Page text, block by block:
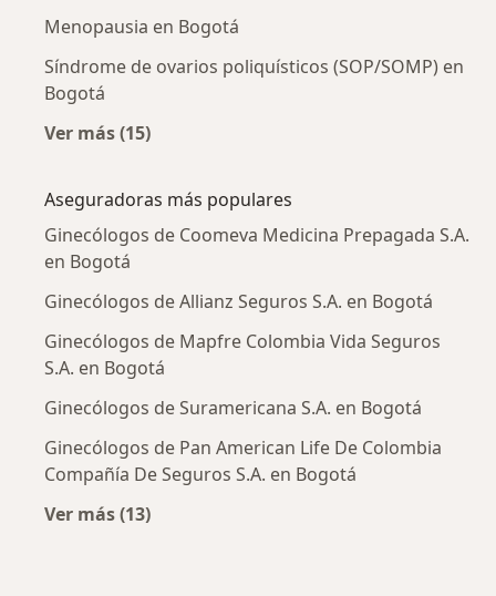
Menopausia en Bogotá
Síndrome de ovarios poliquísticos (SOP/SOMP) en
Bogotá
Ver más (15)
Aseguradoras más populares
Ginecólogos de Coomeva Medicina Prepagada S.A.
en Bogotá
Ginecólogos de Allianz Seguros S.A. en Bogotá
Ginecólogos de Mapfre Colombia Vida Seguros
S.A. en Bogotá
Ginecólogos de Suramericana S.A. en Bogotá
Ginecólogos de Pan American Life De Colombia
Compañía De Seguros S.A. en Bogotá
Ver más (13)